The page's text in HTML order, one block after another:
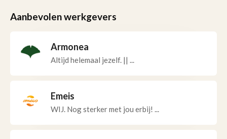
Aanbevolen werkgevers
Armonea
Altijd helemaal jezelf. || ...
Emeis
WIJ. Nog sterker met jou erbij! ...